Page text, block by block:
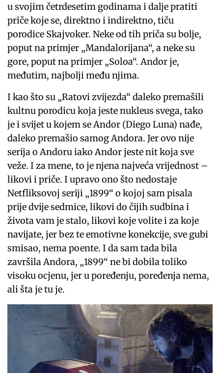
u svojim četrdesetim godinama i dalje pratiti
priče koje se, direktno i indirektno, tiču
porodice Skajvoker. Neke od tih priča su bolje,
poput na primjer „Mandalorijana“, a neke su
gore, poput na primjer „Soloa“. Andor je,
međutim, najbolji među njima.
I kao što su „Ratovi zvijezda“ daleko premašili
kultnu porodicu koja jeste nukleus svega, tako
je i svijet u kojem se Andor (Diego Luna) nađe,
daleko premašio samog Andora. Jer ovo nije
serija o Andoru iako Andor jeste nit koja sve
veže. I za mene, to je njena najveća vrijednost –
likovi i priče. I upravo ono što nedostaje
Netfliksovoj seriji „1899“ o kojoj sam pisala
prije dvije sedmice, likovi do čijih sudbina i
života vam je stalo, likovi koje volite i za koje
navijate, jer bez te emotivne konekcije, sve gubi
smisao, nema poente. I da sam tada bila
završila Andora, „1899“ ne bi dobila toliko
visoku ocjenu, jer u poređenju, poređenja nema,
ali šta je tu je.